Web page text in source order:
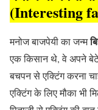
(Interesting
मनोज बाजपेयी का जन्‍म
एक किसान थे, वे अपने
बचपन से एक्टिंग करना
एक्टिंग के लिए मौका भी